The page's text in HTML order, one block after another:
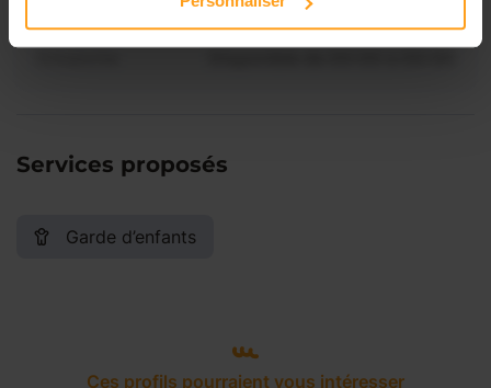
Services proposés
Garde d’enfants
Ces profils pourraient vous intéresser